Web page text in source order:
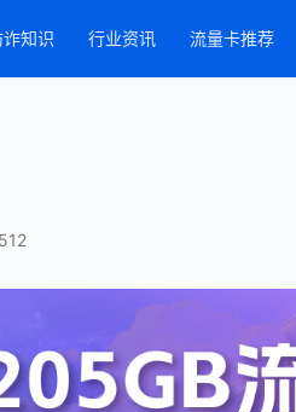
诈知识 行业资讯 流量卡推荐